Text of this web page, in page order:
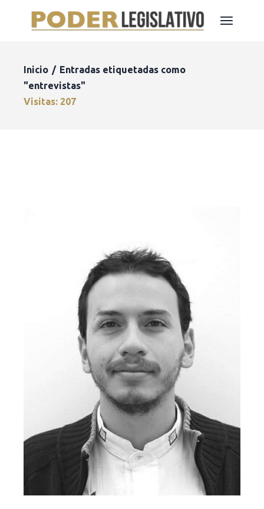
Inicio
Entradas etiquetadas como
"entrevistas"
Visitas: 207